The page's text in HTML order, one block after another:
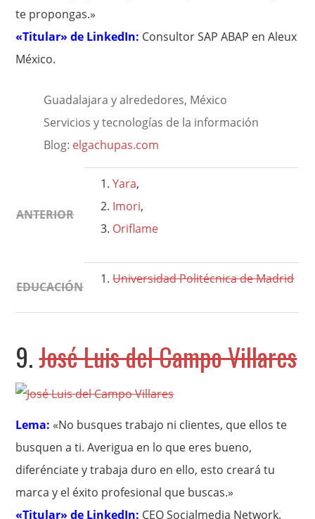
te propongas.»
«Titular» de LinkedIn: Consultor SAP ABAP en Aleux
México.
Guadalajara y alrededores, México
Servicios y tecnologías de la información
Blog: elgachupas.com
ANTERIOR
Yara,
Imori,
Oriflame
EDUCACIÓN
Universidad Politécnica de Madrid
9.José Luis del Campo Villares
Lema: «No busques trabajo ni clientes, que ellos te
busquen a ti. Averigua en lo que eres bueno,
diferénciate y trabaja duro en ello, esto creará tu
marca y el éxito profesional que buscas.»
«Titular» de LinkedIn: CEO Socialmedia Network.